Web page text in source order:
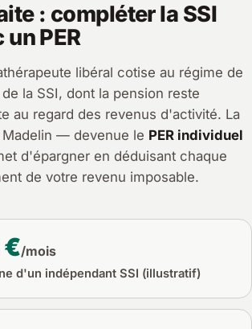
: compléter la SSI
un PER
libéral cotise au régime de
la SSI, dont la pension reste
au regard des revenus d'activité. La
Madelin — devenue le PER individuel
d'épargner en déduisant chaque
de votre revenu imposable.
€/mois
d'un indépendant SSI (illustratif)